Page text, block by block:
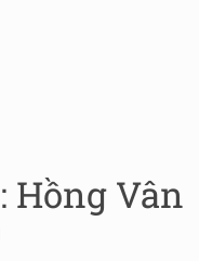
Hồng Vân